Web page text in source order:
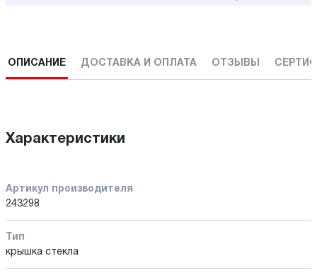
ОПИСАНИЕ ДОСТАВКА И ОПЛАТА ОТЗЫВЫ
Характеристики
Артикул производителя
243298
Тип
крышка стекла